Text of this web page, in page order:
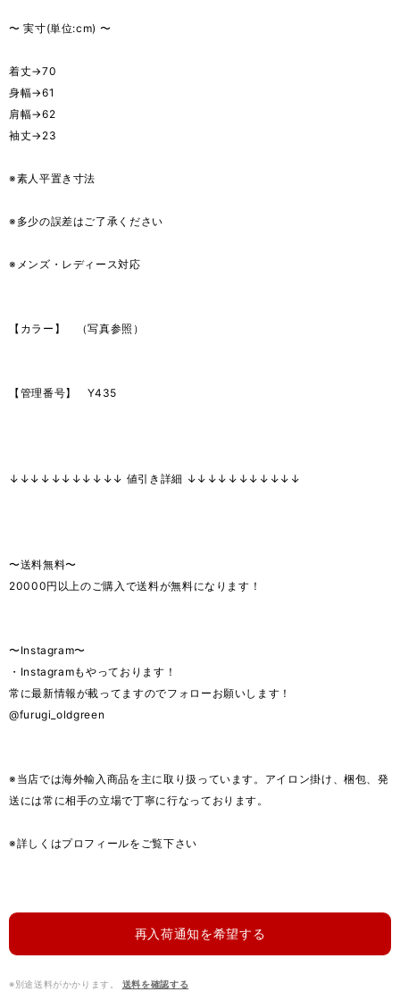
〜 実寸(単位:cm) 〜
着丈→70
身幅→61
肩幅→62
袖丈→23
※素人平置き寸法
※多少の誤差はご了承ください
※メンズ・レディース対応
【カラー】 （写真参照）
【管理番号】 Y435
↓↓↓↓↓↓↓↓↓↓↓ 値引き詳細 ↓↓↓↓↓↓↓↓↓↓↓
〜送料無料〜
20000円以上のご購入で送料が無料になります！
〜Instagram〜
・Instagramもやっております！
常に最新情報が載ってますのでフォローお願いします！
@furugi_oldgreen
※当店では海外輸入商品を主に取り扱っています。アイロン掛け、梱包、発
送には常に相手の立場で丁寧に行なっております。
※詳しくはプロフィールをご覧下さい
再入荷通知を希望する
※別途送料がかかります。 送料を確認する